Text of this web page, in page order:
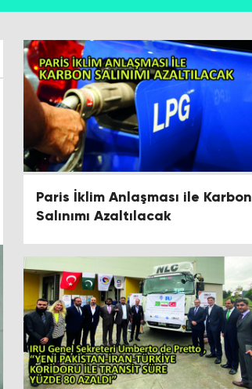
Paris İklim Anlaşması ile Karbon
Salınımı Azaltılacak